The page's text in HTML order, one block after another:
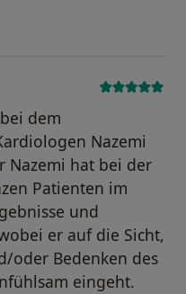
dem
Nazemi
Nazemi hat bei der
Patienten im
und
er auf die Sicht,
oder Bedenken des
eingeht.